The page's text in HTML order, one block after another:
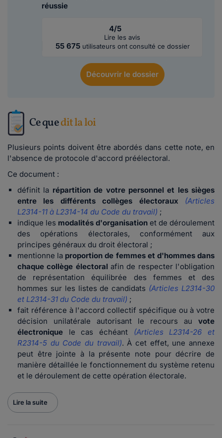
réussie
4/5
Lire les avis
55 675 utilisateurs ont consulté ce dossier
Découvrirle dossier
Ce quedit la loi
Plusieurs points doivent être abordés dans cette note, en
l'absence de protocole d'accord préélectoral.
Ce document :
définit la répartition de votre personnel et les sièges
entre les différents collèges électoraux
(Articles
L2314-11 à L2314-14 du Code du travail) ;
indique les modalités d'organisation et de déroulement
des opérations électorales, conformément aux
principes généraux du droit électoral ;
mentionne la proportion de femmes et d'hommes dans
chaque collège électoral afin de respecter l'obligation
de représentation équilibrée des femmes et des
hommes sur les listes de candidats (Articles L2314-30
et L2314-31 du Code du travail) ;
fait référence à l'accord collectif spécifique ou à votre
décision unilatérale autorisant le recours au vote
électronique le cas échéant (Articles L2314-26 et
R2314-5 du Code du travail). À cet effet, une annexe
peut être jointe à la présente note pour décrire de
manière détaillée le fonctionnement du système retenu
et le déroulement de cette opération électorale.
Lire la suite